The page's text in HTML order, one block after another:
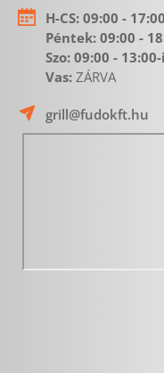
H-CS: 09:00 -
Péntek: 09:00 -
Szo: 09:00 -
Vas: ZÁRVA
grill@fudokft.hu